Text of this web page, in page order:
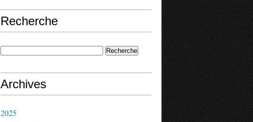
Recherche
Archives
2025